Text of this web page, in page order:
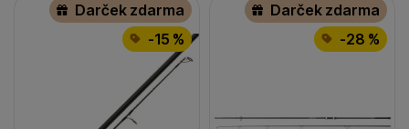
Darček zdarma
-15 %
Darček zdarma
-28 %